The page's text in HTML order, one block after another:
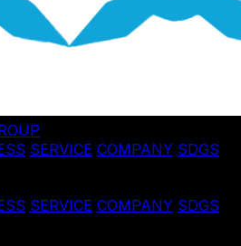
SERVICE COMPANY SDGS
SERVICE COMPANY SDGS